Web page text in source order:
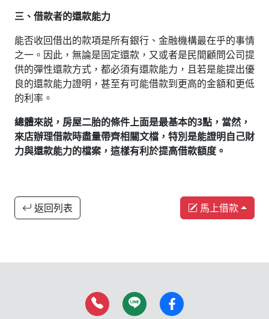
三、借款者的還款能力
能否收回借出的款項是所有銀行、金融機構最在乎的事情
之一。因此，無論是固定還款，又或者是民間顧問公司提
供的彈性還款方式，都必須有還款能力，且若是能提出優
良的還款能力證明，甚至有可能借款到更高的金額和更低
的利率。
總體來説，房屋二胎的條件上面是最基本的3點，當然，
來店辦理借款時盡量帶齊相關文檔，特別是能證明自己財
力與還款能力的檔案，這樣有利於提高借款額度。
返回列表 馬上借款